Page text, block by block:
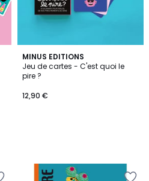
MINUS EDITIONS
Jeu de cartes - C'est quoi le
pire ?
12,90 €